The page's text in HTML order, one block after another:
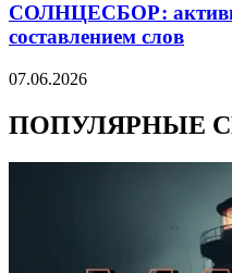
СОЛНЦЕСБОР:
составлением слов
07.06.2026
ПОПУЛЯРНЫЕ